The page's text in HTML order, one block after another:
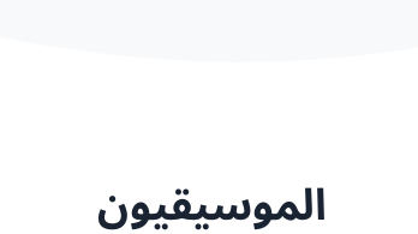
الموسيقيون